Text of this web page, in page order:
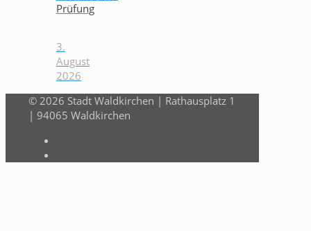
Prüfung
3.
August
2026
© 2026 Stadt Waldkirchen | Rathausplatz 1
| 94065 Waldkirchen